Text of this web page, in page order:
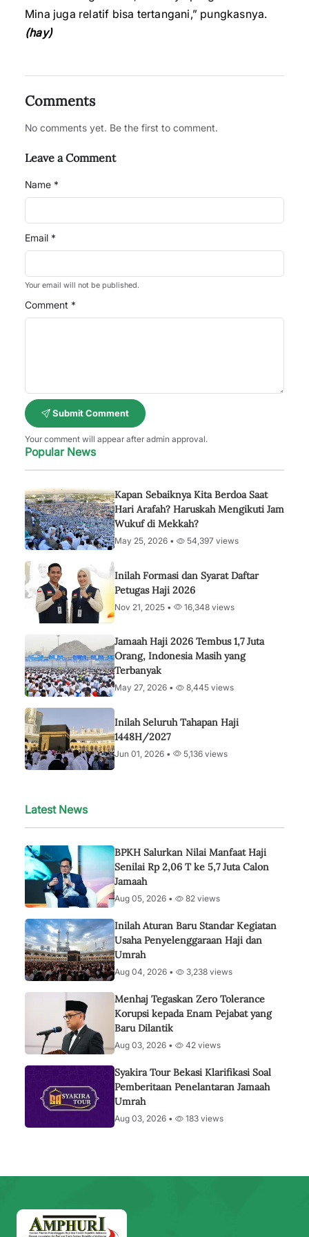
Mina juga relatif bisa tertangani,” pungkasnya.
(hay)
Comments
No comments yet. Be the first to comment.
Leave a Comment
Name *
Email *
Your email will not be published.
Comment *
Submit Comment
Your comment will appear after admin approval.
Popular News
Kapan Sebaiknya Kita Berdoa Saat
Hari Arafah? Haruskah Mengikuti Jam
Wukuf di Mekkah?
May 25, 2026 • 54,397 views
Inilah Formasi dan Syarat Daftar
Petugas Haji 2026
Nov 21, 2025 • 16,348 views
Jamaah Haji 2026 Tembus 1,7 Juta
Orang, Indonesia Masih yang
Terbanyak
May 27, 2026 • 8,445 views
Inilah Seluruh Tahapan Haji
1448H/2027
Jun 01, 2026 • 5,136 views
Latest News
BPKH Salurkan Nilai Manfaat Haji
Senilai Rp 2,06 T ke 5,7 Juta Calon
Jamaah
Aug 05, 2026 • 82 views
Inilah Aturan Baru Standar Kegiatan
Usaha Penyelenggaraan Haji dan
Umrah
Aug 04, 2026 • 3,238 views
Menhaj Tegaskan Zero Tolerance
Korupsi kepada Enam Pejabat yang
Baru Dilantik
Aug 03, 2026 • 42 views
Syakira Tour Bekasi Klarifikasi Soal
Pemberitaan Penelantaran Jamaah
Umrah
Aug 03, 2026 • 183 views